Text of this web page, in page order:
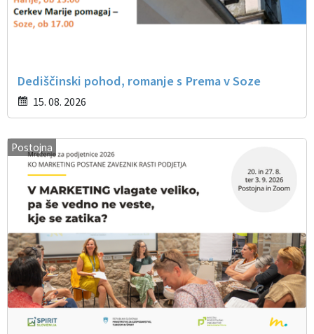
Dediščinski pohod, romanje s Prema v Soze
15. 08. 2026
Postojna